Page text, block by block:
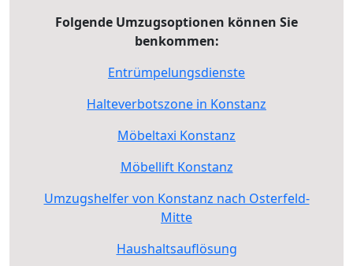
Folgende Umzugsoptionen können Sie
benkommen:
Entrümpelungsdienste
Halteverbotszone in Konstanz
Möbeltaxi Konstanz
Möbellift Konstanz
Umzugshelfer von Konstanz nach Osterfeld-
Mitte
Haushaltsauflösung